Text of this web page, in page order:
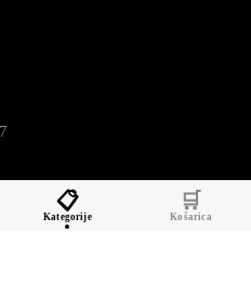
📋
Kategorije
🛒
Košarica